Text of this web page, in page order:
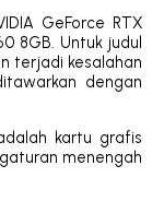
GeForce RTX
8GB. Untuk judul
terjadi kesalahan
dengan
kartu grafis
menengah